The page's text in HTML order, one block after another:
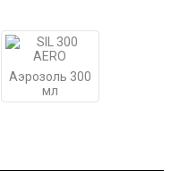
Аэрозоль 300
мл